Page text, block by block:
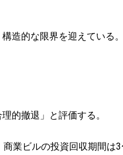
造的な限界を迎えている。
的撤退」と評価する。
ビルの投資回収期間は